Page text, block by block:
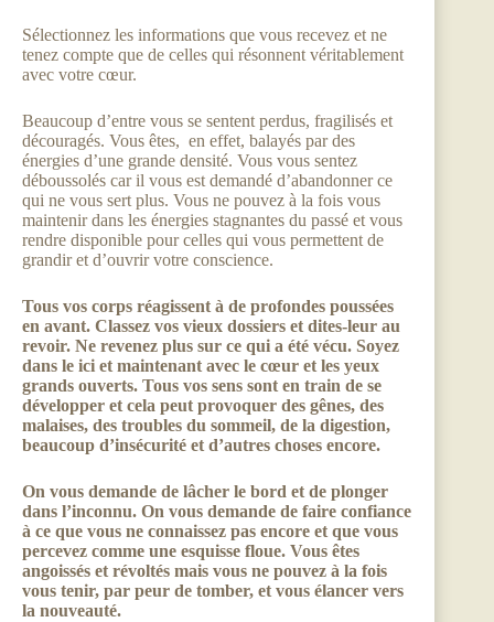
Sélectionnez les informations que vous recevez et ne
tenez compte que de celles qui résonnent véritablement
avec votre cœur.
Beaucoup d’entre vous se sentent perdus, fragilisés et
découragés. Vous êtes, en effet, balayés par des
énergies d’une grande densité. Vous vous sentez
déboussolés car il vous est demandé d’abandonner ce
qui ne vous sert plus. Vous ne pouvez à la fois vous
maintenir dans les énergies stagnantes du passé et vous
rendre disponible pour celles qui vous permettent de
grandir et d’ouvrir votre conscience.
Tous vos corps réagissent à de profondes poussées
en avant. Classez vos vieux dossiers et dites-leur au
revoir. Ne revenez plus sur ce qui a été vécu. Soyez
dans le ici et maintenant avec le cœur et les yeux
grands ouverts. Tous vos sens sont en train de se
développer et cela peut provoquer des gênes, des
malaises, des troubles du sommeil, de la digestion,
beaucoup d’insécurité et d’autres choses encore.
On vous demande de lâcher le bord et de plonger
dans l’inconnu. On vous demande de faire confiance
à ce que vous ne connaissez pas encore et que vous
percevez comme une esquisse floue. Vous êtes
angoissés et révoltés mais vous ne pouvez à la fois
vous tenir, par peur de tomber, et vous élancer vers
la nouveauté.